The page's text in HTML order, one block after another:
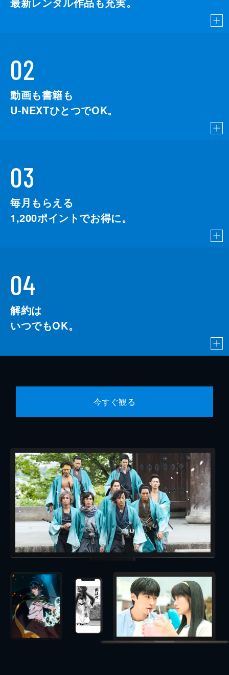
02
動画も書籍も
U-NEXTひとつでOK。
03
毎月もらえる
1,200ポイントでお得に。
04
解約は
いつでもOK。
今すぐ観る